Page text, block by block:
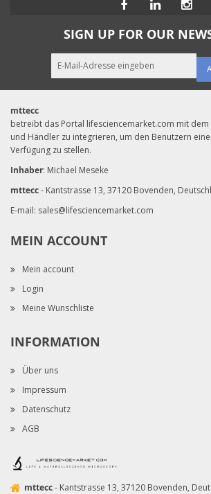
SIGN UP FOR OUR
mttecc
betreibt das Portal lifesciencemarket.com mit
und Händler zu integrieren, um den Benutzern
Verfügung zu stellen.
Inhaber: Michael Meseke
mttecc- Kantstrasse 13, 37120 Bovenden,
E-mail: sales@lifesciencemarket.com
MEIN ACCOUNT
Mein account
Login
Meine Wunschliste
INFORMATION
Über uns
Impressum
Datenschutz
AGB
mttecc- Kantstrasse 13, 37120 Bovenden,